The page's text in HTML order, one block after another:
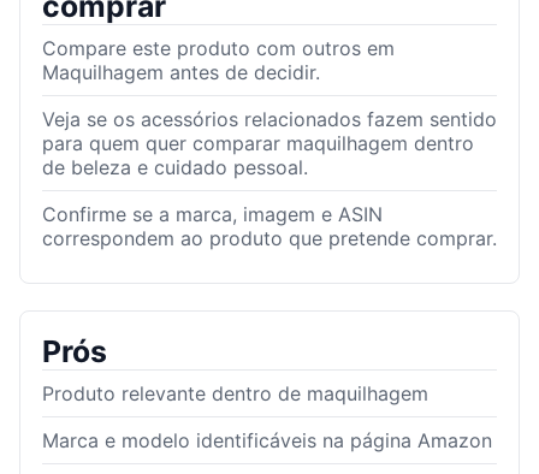
Compare este produto com outros em
Maquilhagem antes de decidir.
Veja se os acessórios relacionados fazem sentido
para quem quer comparar maquilhagem dentro
de beleza e cuidado pessoal.
Confirme se a marca, imagem e ASIN
correspondem ao produto que pretende comprar.
Prós
Produto relevante dentro de maquilhagem
Marca e modelo identificáveis na página Amazon